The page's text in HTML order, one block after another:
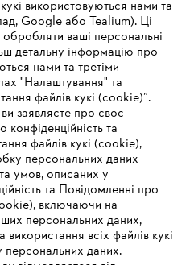
порушення
використовуються нами та
Google або Tealium). Ці
ваші персональні
детальну інформацію про
нами та третіми
"Налаштування" та
файлів кукі (cookie)”.
заявляєте про своє
та
файлів кукі (cookie),
персональних даних
умов, описаних у
та Повідомленні про
включаючи на
персональних даних,
всіх файлів кукі
даних.